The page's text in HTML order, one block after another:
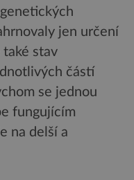
jen určení
stav
částí
se jednou
fungujícím
na delší a